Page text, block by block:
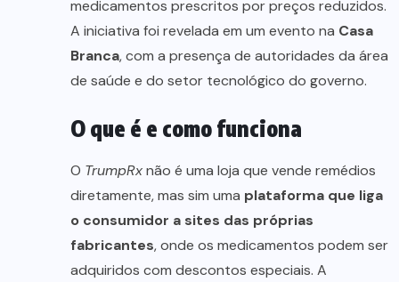
medicamentos prescritos por preços reduzidos.
A iniciativa foi revelada em um evento na Casa
Branca, com a presença de autoridades da área
de saúde e do setor tecnológico do governo.
O que é e como funciona
O TrumpRxnão é uma loja que vende remédios
diretamente, mas sim uma plataforma que liga
o consumidor a sites das próprias
fabricantes, onde os medicamentos podem ser
adquiridos com descontos especiais. A